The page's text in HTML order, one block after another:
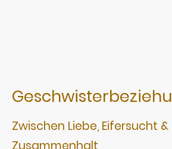
Zwischen Liebe, Eifersucht &
Zusammenhalt